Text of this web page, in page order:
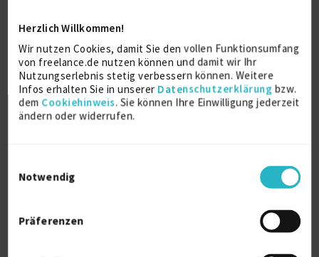
Herzlich Willkommen!
Wir nutzen Cookies, damit Sie den vollen Funktionsumfang
von freelance.de nutzen können und damit wir Ihr
Nutzungserlebnis stetig verbessern können. Weitere
Infos erhalten Sie in unserer Datenschutzerklärung bzw.
dem Cookiehinweis. Sie können Ihre Einwilligung jederzeit
ändern oder widerrufen.
Notwendig
Präferenzen
online
Projektmanagement
11 J.
Serviceberater ITIL
7 J.
Verfügbarkeit einsehen
11
Referenzen